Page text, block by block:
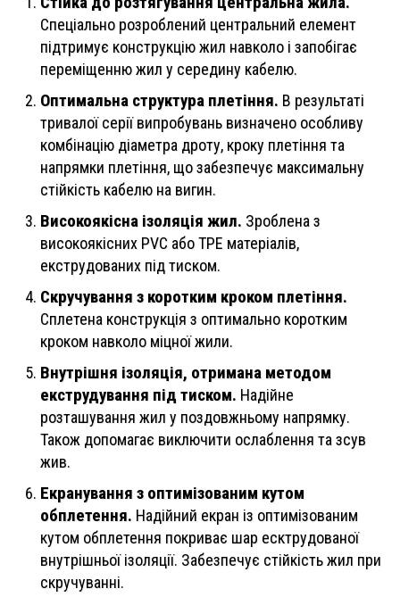
Спеціально розроблений центральний елемент
підтримує конструкцію жил навколо і запобігає
переміщенню жил у середину кабелю.
Оптимальна структура плетіння. В результаті
тривалої серії випробувань визначено особливу
комбінацію діаметра дроту, кроку плетіння та
напрямки плетіння, що забезпечує максимальну
стійкість кабелю на вигин.
Високоякісна ізоляція жил. Зроблена з
високоякісних PVC або TPE матеріалів,
екструдованих під тиском.
Скручування з коротким кроком плетіння.
Сплетена конструкція з оптимально коротким
кроком навколо міцної жили.
Внутрішня ізоляція, отримана методом
екструдування під тиском. Надійне
розташування жил у поздовжньому напрямку.
Також допомагає виключити ослаблення та зсув
жив.
Екранування з оптимізованим кутом
обплетення. Надійний екран із оптимізованим
кутом обплетення покриває шар есктрудованої
внутрішньої ізоляції. Забезпечує стійкість жил при
скручуванні.